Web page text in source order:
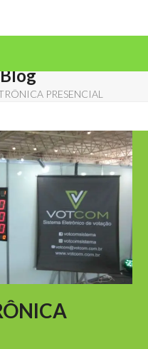
Blog
PRESENCIAL